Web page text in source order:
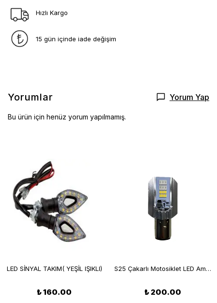
Hızlı Kargo
15 gün içinde iade değişim
Yorumlar Yorum Yap
Bu ürün için henüz yorum yapılmamış.
LED SİNYAL TAKIM( YEŞİL IŞIKLI)
₺ 160.00
S25 Çakarlı Motosiklet LED Ampul 10W 12-80V 1000Lm Beyaz
₺ 200.00